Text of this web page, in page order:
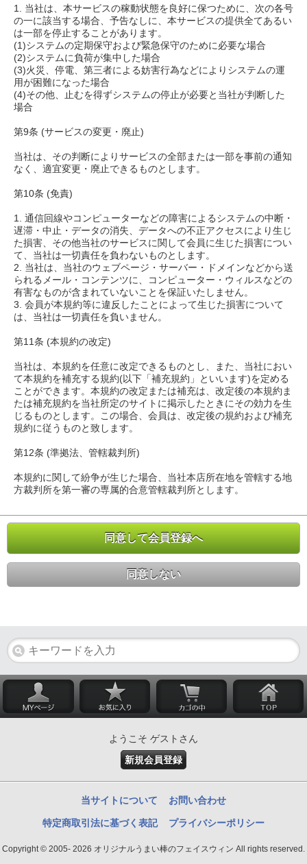
1. 当社は、本サービスの稼動状態を良好に保つために、次の各号
の一に該当する場合、予告なしに、本サービスの提供全てあるい
は一部を停止することがあります。
(1)システムの定期保守および緊急保守のために必要な場合
(2)システムに負荷が集中した場合
(3)火災、停電、第三者による妨害行為などによりシステムの運
用が困難になった場合
(4)その他、止むを得ずシステムの停止が必要と当社が判断した
場合
第9条 (サービスの変更・廃止)
当社は、その判断によりサービスの全部または一部を事前の通知
なく、適宜変更・廃止できるものとします。
第10条 (免責)
1. 通信回線やコンピューターなどの障害によるシステムの中断・
遅滞・中止・データの消失、データへの不正アクセスにより生じ
た損害、その他当社のサービスに関して会員に生じた損害につい
て、当社は一切責任を負わないものとします。
2. 当社は、当社のウェブページ・サーバー・ドメインなどから送
られるメール・コンテンツに、コンピューター・ウィルスなどの
有害なものが含まれていないことを保証いたしません。
3. 会員が本規約等に違反したことによって生じた損害について
は、当社は一切責任を負いません。
第11条 (本規約の改定)
当社は、本規約を任意に改定できるものとし、また、当社におい
て本規約を補充する規約(以下「補充規約」といいます)を定める
ことができます。本規約の改定または補充は、改定後の本規約ま
たは補充規約を当社所定のサイトに掲示したときにその効力を生
じるものとします。この場合、会員は、改定後の規約および補充
規約に従うものと致します。
第12条 (準拠法、管轄裁判所)
本規約に関して紛争が生じた場合、当社本店所在地を管轄する地
方裁判所を第一審の専属的合意管轄裁判所とします。
同意して会員登録へ
同意しない
ようこそ ゲストさん
新規会員登録
当サイトについて お問い合わせ
特定商取引法に基づく表記 プライバシーポリシー
Copyright © 2005- 2026 オリジナルうまい棒のフェイスウィン All rights reserved.